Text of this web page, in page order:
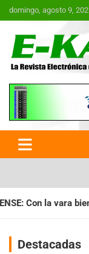
Saltar
al
domingo, agosto 9,
E-
Argentina
el Campeonato
Destacadas